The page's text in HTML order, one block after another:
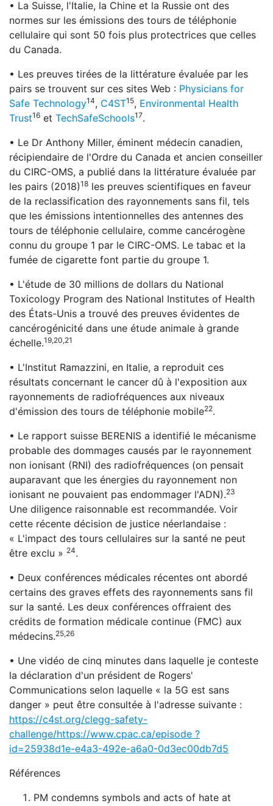
• La Suisse, l'Italie, la Chine et la Russie ont des
normes sur les émissions des tours de téléphonie
cellulaire qui sont 50 fois plus protectrices que celles
du Canada.
• Les preuves tirées de la littérature évaluée par les
pairs se trouvent sur ces sites Web : Physicians for
Safe Technology14, C4ST15, Environmental Health
Trust16 et TechSafeSchools17.
• Le Dr Anthony Miller, éminent médecin canadien,
récipiendaire de l'Ordre du Canada et ancien conseiller
du CIRC-OMS, a publié dans la littérature évaluée par
les pairs (2018)18 les preuves scientifiques en faveur
de la reclassification des rayonnements sans fil, tels
que les émissions intentionnelles des antennes des
tours de téléphonie cellulaire, comme cancérogène
connu du groupe 1 par le CIRC-OMS. Le tabac et la
fumée de cigarette font partie du groupe 1.
• L'étude de 30 millions de dollars du National
Toxicology Program des National Institutes of Health
des États-Unis a trouvé des preuves évidentes de
cancérogénicité dans une étude animale à grande
échelle.19,20,21
• L'Institut Ramazzini, en Italie, a reproduit ces
résultats concernant le cancer dû à l'exposition aux
rayonnements de radiofréquences aux niveaux
d'émission des tours de téléphonie mobile22.
• Le rapport suisse BERENIS a identifié le mécanisme
probable des dommages causés par le rayonnement
non ionisant (RNI) des radiofréquences (on pensait
auparavant que les énergies du rayonnement non
ionisant ne pouvaient pas endommager l'ADN).23
Une diligence raisonnable est recommandée. Voir
cette récente décision de justice néerlandaise :
« L'impact des tours cellulaires sur la santé ne peut
être exclu » 24.
• Deux conférences médicales récentes ont abordé
certains des graves effets des rayonnements sans fil
sur la santé. Les deux conférences offraient des
crédits de formation médicale continue (FMC) aux
médecins.25,26
• Une vidéo de cinq minutes dans laquelle je conteste
la déclaration d'un président de Rogers'
Communications selon laquelle « la 5G est sans
danger » peut être consultée à l'adresse suivante :
https://c4st.org/clegg-safety-
challenge/https://www.cpac.ca/episode ?
id=25938d1e-e4a3-492e-a6a0-0d3ec00db7d5
Références
PM condemns symbols and acts of hate at